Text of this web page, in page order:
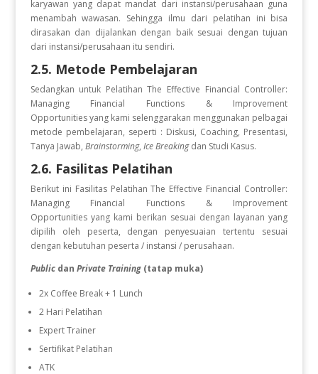
karyawan yang dapat mandat dari instansi/perusahaan guna
menambah wawasan. Sehingga ilmu dari pelatihan ini bisa
dirasakan dan dijalankan dengan baik sesuai dengan tujuan
dari instansi/perusahaan itu sendiri.
2.5. Metode Pembelajaran
Sedangkan untuk Pelatihan The Effective Financial Controller:
Managing Financial Functions & Improvement
Opportunitiesyang kami selenggarakan menggunakan pelbagai
metode pembelajaran, seperti : Diskusi, Coaching, Presentasi,
Tanya Jawab, Brainstorming, Ice Breakingdan Studi Kasus.
2.6. Fasilitas Pelatihan
Berikut ini Fasilitas Pelatihan The Effective Financial Controller:
Managing Financial Functions & Improvement
Opportunitiesyang kami berikan sesuai dengan layanan yang
dipilih oleh peserta, dengan penyesuaian tertentu sesuai
dengan kebutuhan peserta / instansi / perusahaan.
Publicdan Private Training (tatap muka)
2x Coffee Break + 1 Lunch
2 Hari Pelatihan
Expert Trainer
Sertifikat Pelatihan
ATK